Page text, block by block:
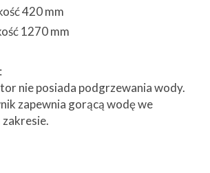
420 mm
1270 mm
nie posiada podgrzewania wody.
zapewnia gorącą wodę we
zakresie.